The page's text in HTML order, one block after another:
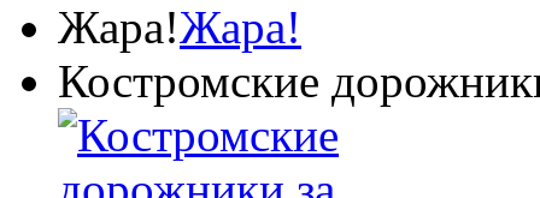
Жара!
Костромские